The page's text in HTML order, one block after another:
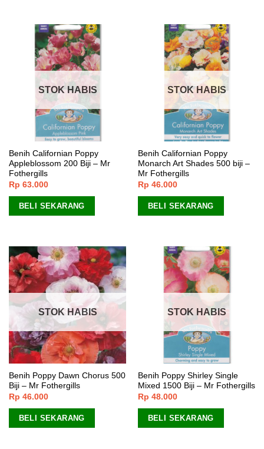
STOK HABIS
Benih Californian Poppy
Appleblossom 200 Biji – Mr
Fothergills
Rp 63.000
BELI SEKARANG
STOK HABIS
Benih Californian Poppy
Monarch Art Shades 500 biji –
Mr Fothergills
Rp 46.000
BELI SEKARANG
STOK HABIS
Benih Poppy Dawn Chorus 500
Biji – Mr Fothergills
Rp 46.000
BELI SEKARANG
STOK HABIS
Benih Poppy Shirley Single
Mixed 1500 Biji – Mr Fothergills
Rp 48.000
BELI SEKARANG